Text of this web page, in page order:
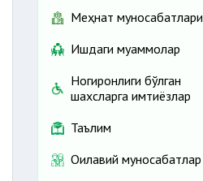
Меҳнат муносабатлари
Ишдаги муаммолар
Ногиронлиги бўлган
шахсларга имтиёзлар
Таълим
Оилавий муносабатлар